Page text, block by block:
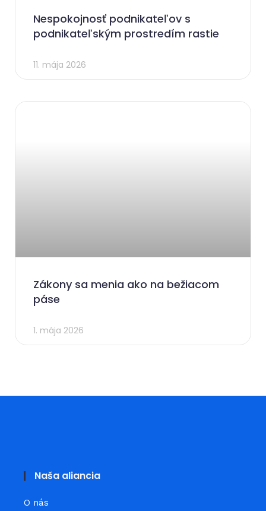
Nespokojnosť podnikateľov s
podnikateľským prostredím rastie
11. mája 2026
Zákony sa menia ako na bežiacom
páse
1. mája 2026
Naša aliancia
O nás